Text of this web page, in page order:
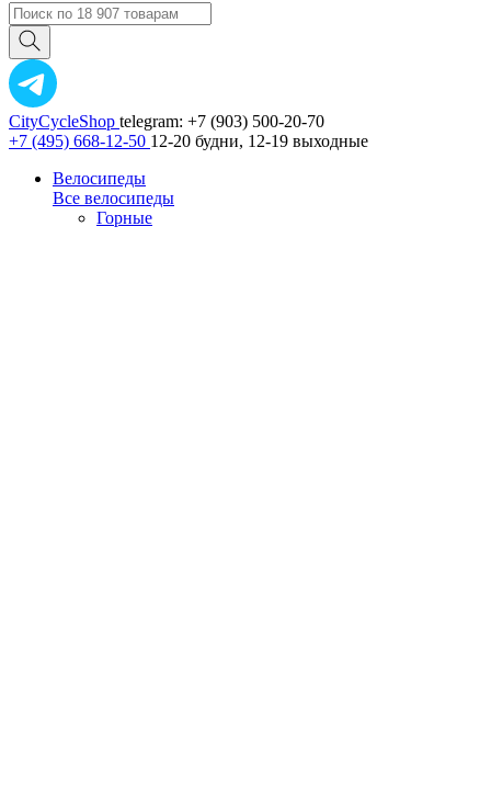
CityCycleShop telegram: +7 (903) 500-20-70
+7 (495) 668-12-50 12-20 будни, 12-19 выходные
Велосипеды
Все велосипеды
Горные